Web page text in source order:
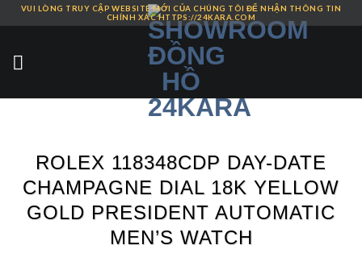
Skip
content
VUI LÒNG TRUY CẬP WEBSITE MỚI CỦA CHÚNG TÔI ĐỂ NHẬN THÔNG TIN
CHÍNH XÁC HTTPS://24KARA.COM
ROLEX 118348CDP DAY-DATE
CHAMPAGNE DIAL 18K YELLOW
GOLD PRESIDENT AUTOMATIC
MEN’S WATCH